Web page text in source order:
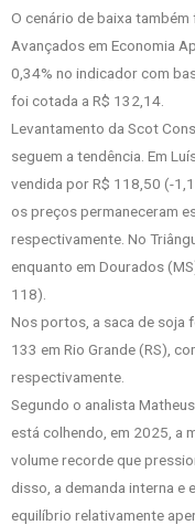
O cenário de baixa
Avançados em Economia
0,34% no indicador com
foi cotada a R$ 132,14.
Levantamento da Scot
seguem a tendência. Em
vendida por R$ 118,50 (-
os preços permaneceram
respectivamente. No
enquanto em Dourados
118).
Nos portos, a saca de soja
133 em Rio Grande (RS),
respectivamente.
Segundo o analista
está colhendo, em 2025, a
volume recorde que
disso, a demanda interna e
equilíbrio relativamente